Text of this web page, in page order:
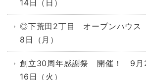
14日（日）
◎下荒田2丁目 オープンハウス
8日（月）
創立30周年感謝祭 開催！ 9月
16日（火）